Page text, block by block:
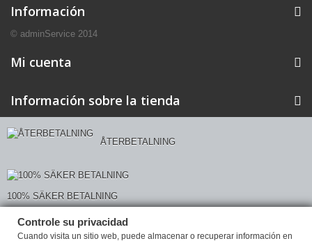
Información
© adminService 2014
Mi cuenta
Información sobre la tienda
ÅTERBETALNING
100% SÄKER BETALNING
Controle su privacidad
Controle su privacidad
Cuando visita un sitio web, puede almacenar o recuperar información en